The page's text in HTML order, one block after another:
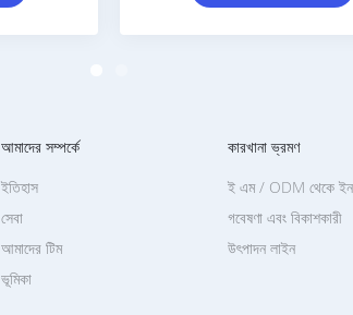
আমাদের সম্পর্কে
ভূমিকা
ইতিহাস
সেবা
আমাদের টিম
কারখানা ভ্রমণ
উৎপাদন লাইন
ই এম / ODM থেকে
গবেষণা এবং বিকাশকারী